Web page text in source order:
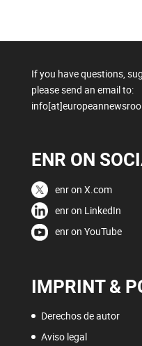
If you have questions,
please send an email to:
ENR ON
enr on X.com
enr on LinkedIn
enr on YouTube
IMPRINT &
Derechos de autor
Aviso legal